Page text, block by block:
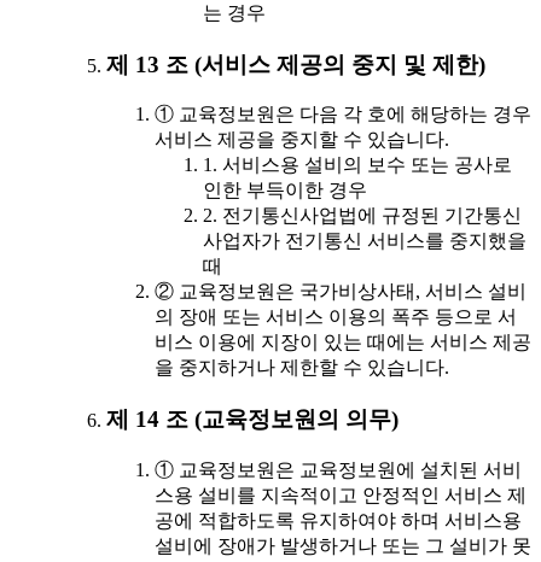
는 경우
제 13 조 (서비스 제공의 중지 및 제한)
① 교육정보원은 다음 각 호에 해당하는 경우
서비스 제공을 중지할 수 있습니다.
1. 서비스용 설비의 보수 또는 공사로
인한 부득이한 경우
2. 전기통신사업법에 규정된 기간통신
사업자가 전기통신 서비스를 중지했을
때
② 교육정보원은 국가비상사태, 서비스 설비
의 장애 또는 서비스 이용의 폭주 등으로 서
비스 이용에 지장이 있는 때에는 서비스 제공
을 중지하거나 제한할 수 있습니다.
제 14 조 (교육정보원의 의무)
① 교육정보원은 교육정보원에 설치된 서비
스용 설비를 지속적이고 안정적인 서비스 제
공에 적합하도록 유지하여야 하며 서비스용
설비에 장애가 발생하거나 또는 그 설비가 못